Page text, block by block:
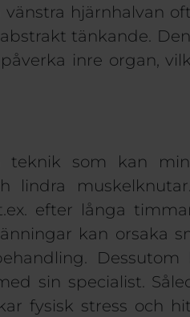
hjärnhalvan
tänkande.
inre organ,
teknik som kan
lindra muskelknutar
efter långa
kan orsaka
sin specialist.
fysisk stress och